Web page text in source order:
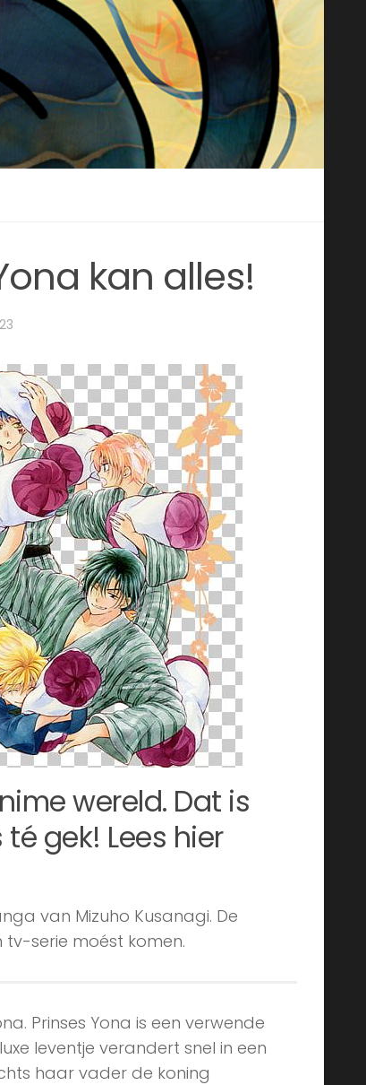
kan alles!
wereld. Dat is
gek! Lees hier
van Mizuho Kusanagi. De
serie moést komen.
Prinses Yona is een verwende
leventje verandert snel in een
haar vader de koning